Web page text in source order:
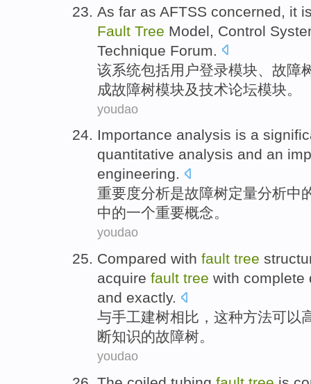
As far as AFTSS concerned, it
Fault Tree Model Control
Technique Forum
该系统包括用户登录模块 故障
成故障树模块及技术论坛模块。
youdao
Importance analysis is a
quantitative analysis and an
engineering.
重要度分析是故障树定量分析中
中的一个重要概念。
youdao
Compared with fault tree
acquire fault tree with complete
and exactly.
与手工建树相比 ， 这种方法可以
断知识的故障树。
youdao